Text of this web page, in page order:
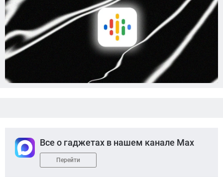
Все о гаджетах в нашем канале Max
Перейти